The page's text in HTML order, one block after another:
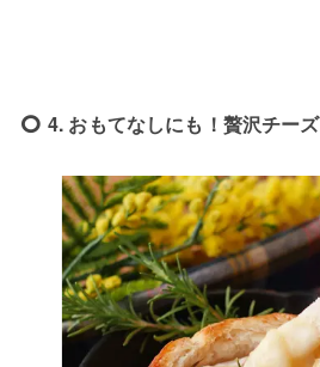
4. おもてなしにも！贅沢チー